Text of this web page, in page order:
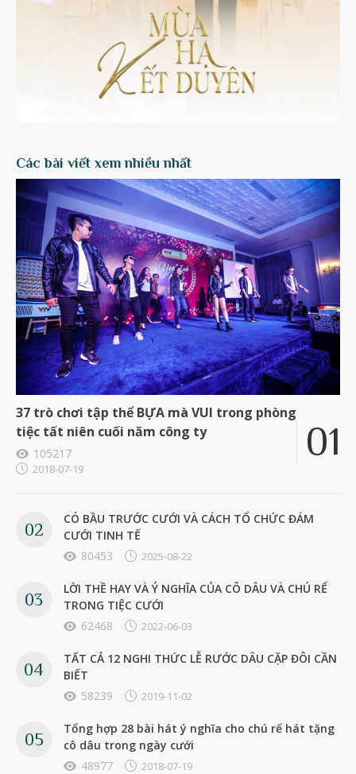
Các bài viết xem nhiều nhất
37 trò chơi tập thể BỰA mà VUI trong phòng
tiệc tất niên cuối năm công ty
105217
2018-07-19
CÓ BẦU TRƯỚC CƯỚI VÀ CÁCH TỔ CHỨC ĐÁM
CƯỚI TINH TẾ
80453
2025-08-22
LỜI THỀ HAY VÀ Ý NGHĨA CỦA CÔ DÂU VÀ CHÚ RỂ
TRONG TIỆC CƯỚI
62468
2022-06-03
TẤT CẢ 12 NGHI THỨC LỄ RƯỚC DÂU CẶP ĐÔI CẦN
BIẾT
58239
2019-11-02
Tổng hợp 28 bài hát ý nghĩa cho chú rể hát tặng
cô dâu trong ngày cưới
48977
2018-07-19